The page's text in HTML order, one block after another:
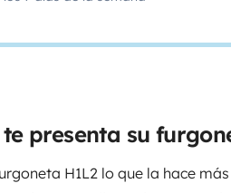
presenta su
H1L2 lo que la hace